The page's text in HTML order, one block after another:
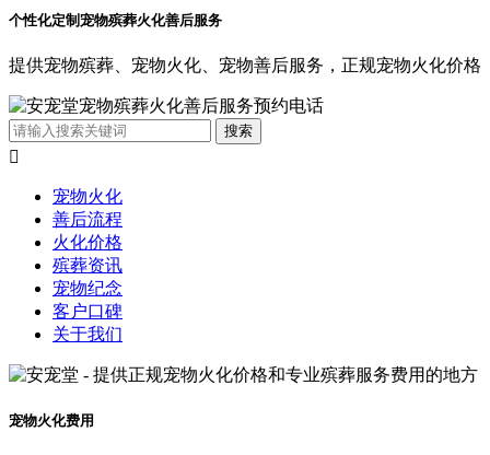
个性化定制宠物殡葬火化善后服务
提供宠物殡葬、宠物火化、宠物善后服务，正规宠物火化价格

宠物火化
善后流程
火化价格
殡葬资讯
宠物纪念
客户口碑
关于我们
宠物火化费用